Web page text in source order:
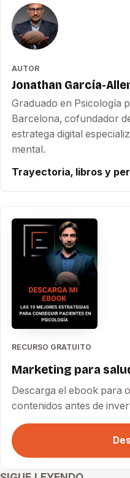
AUTOR
Jonathan García-
Graduado en Psicología
Barcelona, cofundador
estratega digital
mental.
Trayectoria, libros y
RECURSO GRATUITO
Marketing para
Descarga el ebook para
contenidos antes de